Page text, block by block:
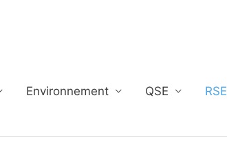
Environnement QSE RSE